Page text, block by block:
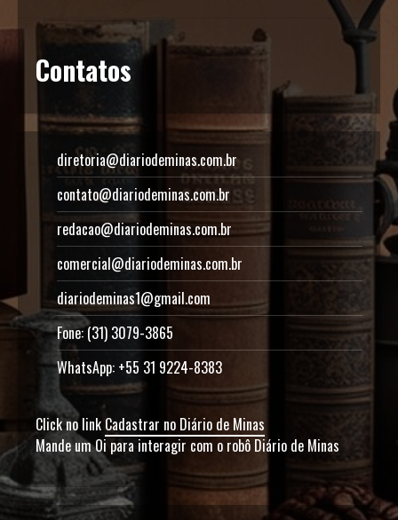
Contatos
diretoria@diariodeminas.com.br
contato@diariodeminas.com.br
redacao@diariodeminas.com.br
comercial@diariodeminas.com.br
diariodeminas1@gmail.com
Fone: (31) 3079-3865
WhatsApp: +55 31 9224-8383
Click no link Cadastrar no Diário de Minas
Mande um Oi para interagir com o robô Diário de Minas